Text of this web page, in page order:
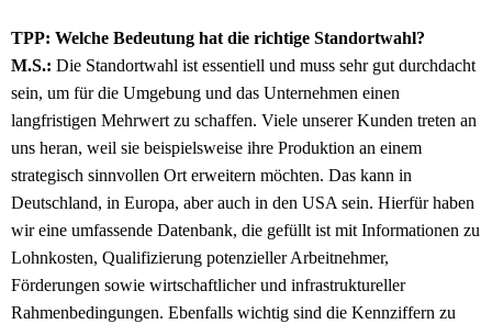
TPP: Welche Bedeutung hat die richtige Standortwahl?
M.S.: Die Standortwahl ist essentiell und muss sehr gut durchdacht
sein, um für die Umgebung und das Unternehmen einen
langfristigen Mehrwert zu schaffen. Viele unserer Kunden treten an
uns heran, weil sie beispielsweise ihre Produktion an einem
strategisch sinnvollen Ort erweitern möchten. Das kann in
Deutschland, in Europa, aber auch in den USA sein. Hierfür haben
wir eine umfassende Datenbank, die gefüllt ist mit Informationen zu
Lohnkosten, Qualifizierung potenzieller Arbeitnehmer,
Förderungen sowie wirtschaftlicher und infrastruktureller
Rahmenbedingungen. Ebenfalls wichtig sind die Kennziffern zu